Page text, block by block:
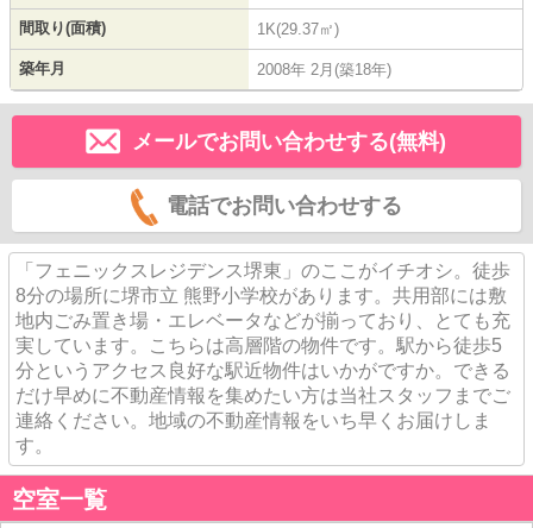
間取り(面積) 1K(29.37㎡)
築年月 2008年 2月(築18年)
メールでお問い合わせする(無料)
電話でお問い合わせする
「フェニックスレジデンス堺東」のここがイチオシ。徒歩
8分の場所に堺市立 熊野小学校があります。共用部には敷
地内ごみ置き場・エレベータなどが揃っており、とても充
実しています。こちらは高層階の物件です。駅から徒歩5
分というアクセス良好な駅近物件はいかがですか。できる
だけ早めに不動産情報を集めたい方は当社スタッフまでご
連絡ください。地域の不動産情報をいち早くお届けしま
す。
空室一覧